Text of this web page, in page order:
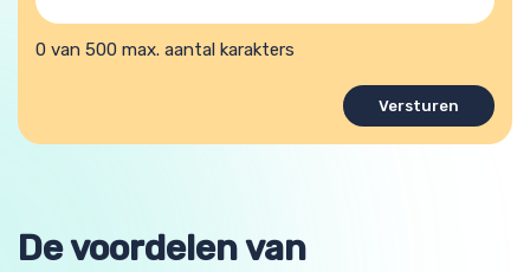
hulpvraag?
0 van 500 max. aantal karakters
De voordelen van